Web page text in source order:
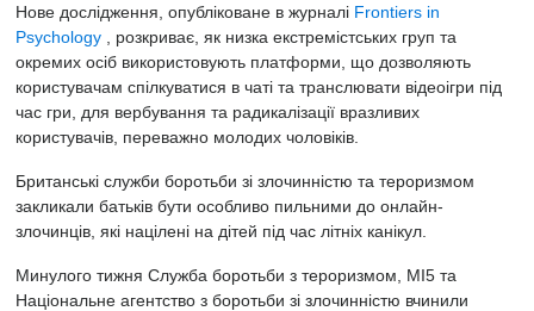
Нове дослідження, опубліковане в журналі Frontiers in
Psychology , розкриває, як низка екстремістських груп та
окремих осіб використовують платформи, що дозволяють
користувачам спілкуватися в чаті та транслювати відеоігри під
час гри, для вербування та радикалізації вразливих
користувачів, переважно молодих чоловіків.
Британські служби боротьби зі злочинністю та тероризмом
закликали батьків бути особливо пильними до онлайн-
злочинців, які націлені на дітей під час літніх канікул.
Минулого тижня Служба боротьби з тероризмом, MI5 та
Національне агентство з боротьби зі злочинністю вчинили